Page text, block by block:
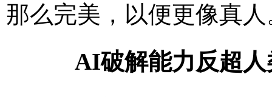
那么完美，以便更像真人
AI破解能力反超人